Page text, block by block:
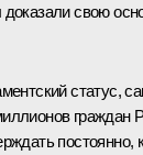
свою
статус,
граждан